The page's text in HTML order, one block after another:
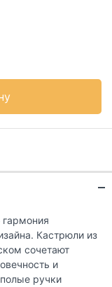
гармония
Кастрюли из
сочетают
и
ручки